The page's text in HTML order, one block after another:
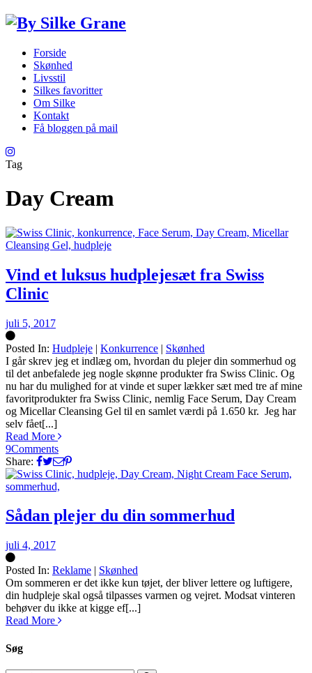
Forside
Skønhed
Livsstil
Silkes favoritter
Om Silke
Kontakt
Få bloggen på mail
Tag
Day Cream
Vind et luksus hudplejesæt fra Swiss
Clinic
juli 5, 2017
Posted In: Hudpleje | Konkurrence | Skønhed
Silke
I går skrev jeg et indlæg om, hvordan du plejer din sommerhud og
til det anbefalede jeg nogle skønne produkter fra Swiss Clinic. Og
nu har du mulighed for at vinde et super lækker sæt med tre af mine
favoritprodukter fra Swiss Clinic, nemlig Face Serum, Day Cream
og Micellar Cleansing Gel til en samlet værdi på 1.650 kr. Jeg har
selv fået[...]
Read More
9Comments
Share:
Sådan plejer du din sommerhud
juli 4, 2017
Posted In: Reklame | Skønhed
Silke
Om sommeren er det ikke kun tøjet, der bliver lettere og luftigere,
din hudpleje skal også tilpasses varmen og vejret. Modsat vinteren
behøver du ikke at kigge ef[...]
Read More
Søg